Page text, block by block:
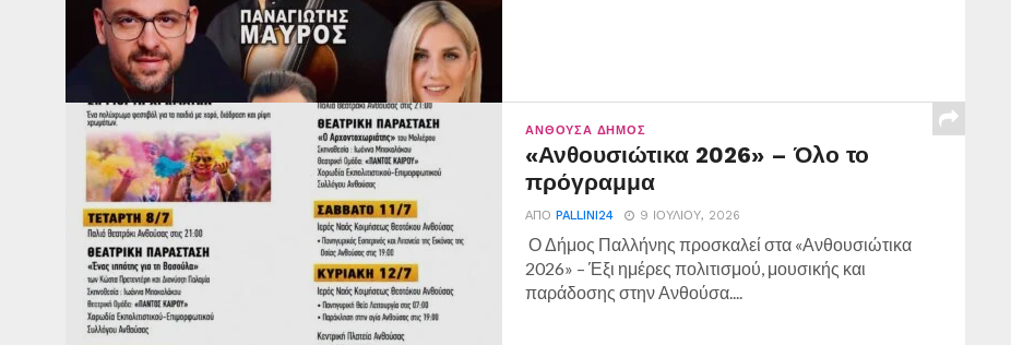
ΑΝΘΟΎΣΑ ΔΉΜΟΣ
«Ανθουσιώτικα 2026» – Όλο το
πρόγραμμα
ΑΠΌPALLINI24 9 ΙΟΥΛΊΟΥ, 2026
Ο Δήμος Παλλήνης προσκαλεί στα «Ανθουσιώτικα
2026» – Έξι ημέρες πολιτισμού, μουσικής και
παράδοσης στην Ανθούσα....